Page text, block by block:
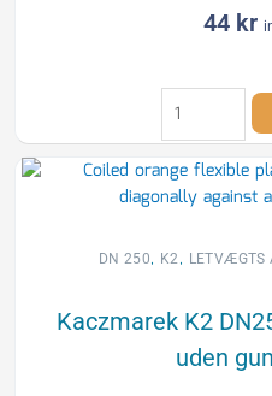
44 kr
Kaczmarek
K2
282/250
mm
gummiring
antal
DN 250, K2, LETVÆGTS
Kaczmarek K2
uden